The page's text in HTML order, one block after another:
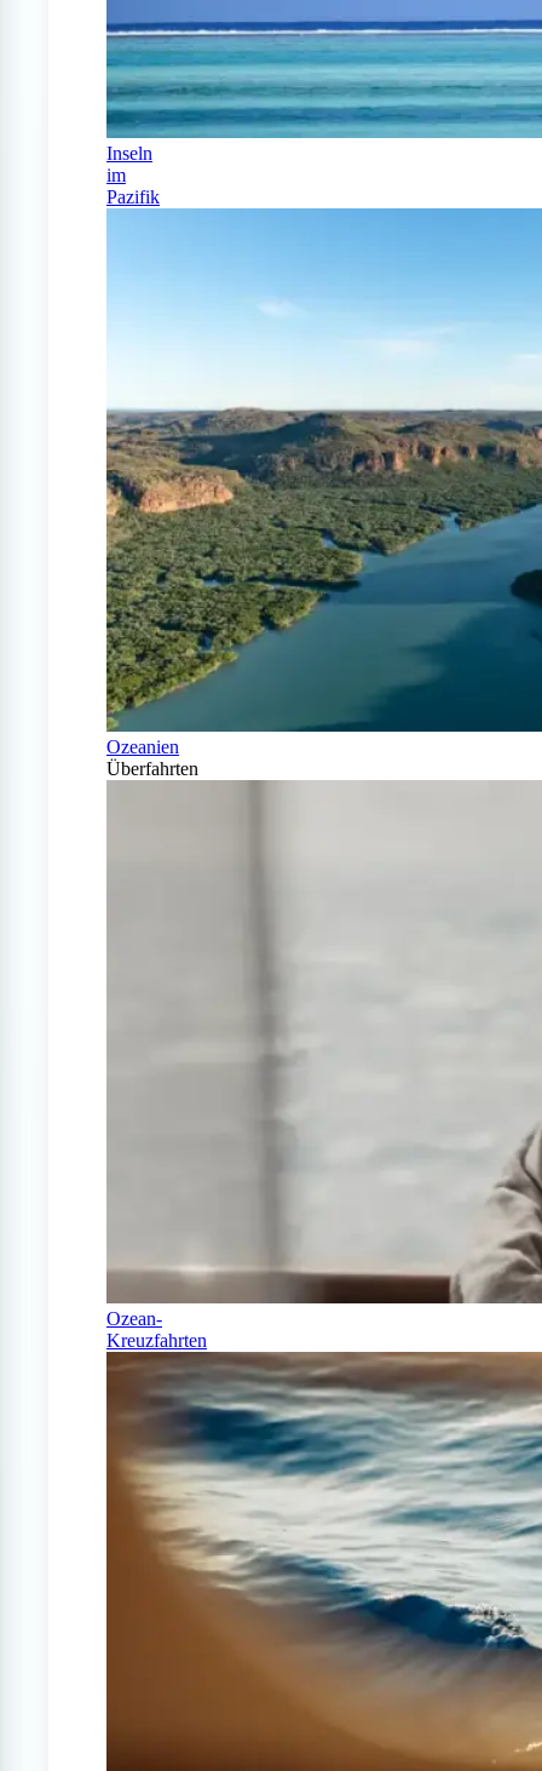
Inseln
im
Pazifik
Ozeanien
Überfahrten
Ozean-
Kreuzfahrten